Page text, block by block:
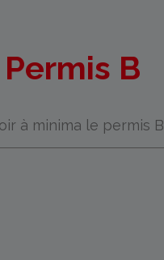
Permis B
à minima le permis B